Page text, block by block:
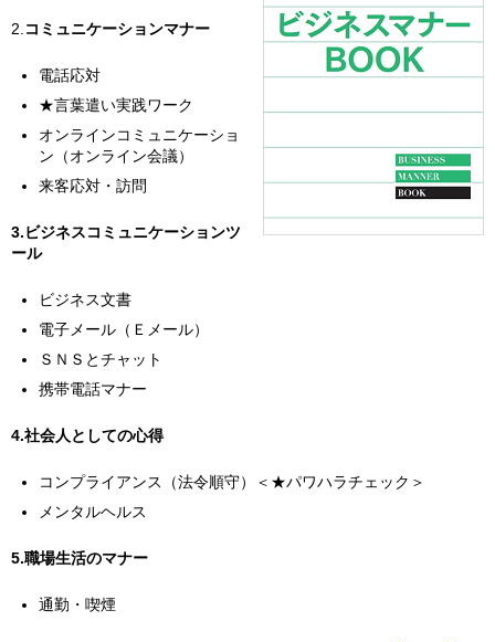
2. コミュニケーションマナー
電話応対
★言葉遣い実践ワーク
オンラインコミュニケーショ
ン（オンライン会議）
来客応対・訪問
3.ビジネスコミュニケーションツ
ール
ビジネス文書
電子メール（Ｅメール）
ＳＮＳとチャット
携帯電話マナー
4.社会人としての心得
コンプライアンス（法令順守）＜★パワハラチェック＞
メンタルヘルス
5.職場生活のマナー
通勤・喫煙